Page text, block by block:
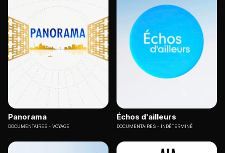
Panorama
DOCUMENTAIRES VOYAGE
Échos d'ailleurs
DOCUMENTAIRES INDÉTERMINÉ